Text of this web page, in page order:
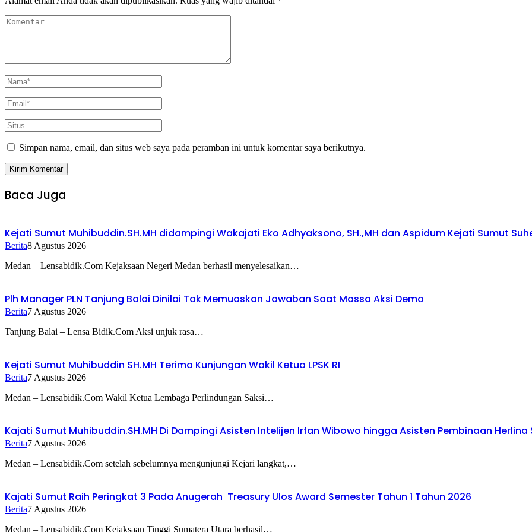
Simpan nama, email, dan situs web saya pada peramban ini untuk komentar saya berikutnya.
Baca Juga
Kejati Sumut Muhibuddin.SH.MH didampingi Wakajati Eko Adhyaksono, SH.,MH dan Aspidum Kejati Sumut
Berita8 Agustus 2026
Medan – Lensabidik.Com Kejaksaan Negeri Medan berhasil menyelesaikan…
Plh Manager PLN Tanjung Balai Dinilai Tak Memuaskan Jawaban Saat Massa Aksi Demo
Berita7 Agustus 2026
Tanjung Balai – Lensa Bidik.Com Aksi unjuk rasa…
Kejati Sumut Muhibuddin SH.MH Terima Kunjungan Wakil Ketua LPSK RI
Berita7 Agustus 2026
Medan – Lensabidik.Com Wakil Ketua Lembaga Perlindungan Saksi…
Kajati Sumut Muhibuddin.SH.MH Di Dampingi Asisten Intelijen Irfan Wibowo hingga Asisten Pembinaan Herlina
Berita7 Agustus 2026
Medan – Lensabidik.Com setelah sebelumnya mengunjungi Kejari langkat,…
Kajati Sumut Raih Peringkat 3 Pada Anugerah Treasury Ulos Award Semester Tahun 1 Tahun 2026
Berita7 Agustus 2026
Medan – Lensabidik.Com Kejaksaan Tinggi Sumatera Utara berhasil…